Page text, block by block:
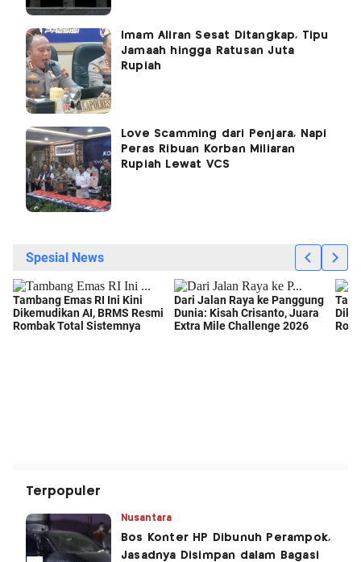
Imam Aliran Sesat Ditangkap, Tipu
Jamaah hingga Ratusan Juta
Rupiah
Love Scamming dari Penjara, Napi
Peras Ribuan Korban Miliaran
Rupiah Lewat VCS
Terpopuler
Nusantara
Bos Konter HP Dibunuh Perampok,
Jasadnya Disimpan dalam Bagasi